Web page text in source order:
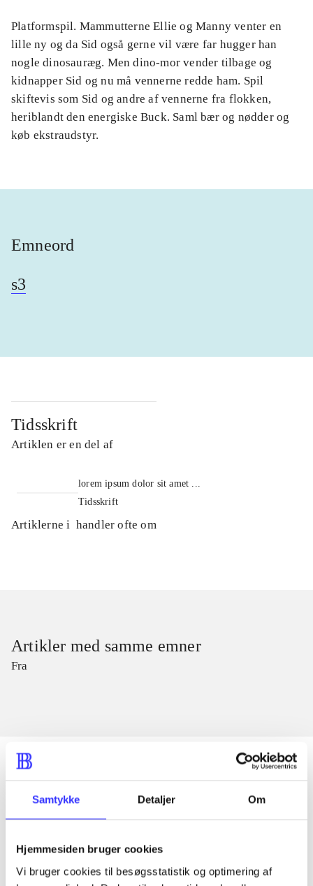
Samtykke Detaljer Om
Hjemmesiden bruger cookies
Vi bruger cookies til besøgsstatistik og optimering af
Platformspil. Mammutterne Ellie og Manny venter en
lille ny og da Sid også gerne vil være far hugger han
nogle dinosauræg. Men dino-mor vender tilbage og
kidnapper Sid og nu må vennerne redde ham. Spil
skiftevis som Sid og andre af vennerne fra flokken,
heriblandt den energiske Buck. Saml bær og nødder og
køb ekstraudstyr.
Emneord
s3
Tidsskrift
Artiklen er en del af
lorem ipsum dolor sit amet ...
Tidsskrift
Artiklerne i handler ofte om
Artikler med samme emner
Fra
Artikler